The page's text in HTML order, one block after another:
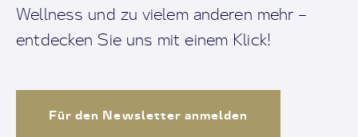
Wellness und zu vielem anderen mehr –
entdecken Sie uns mit einem Klick!
Für den Newsletter anmelden